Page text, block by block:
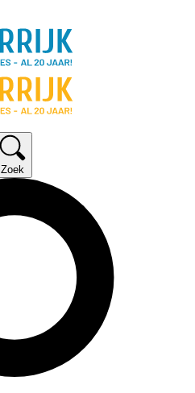
Zoek